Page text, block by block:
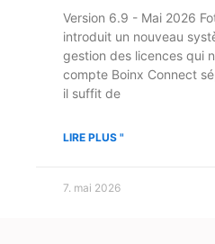
Version 6.9 - Mai 2026
introduit un nouveau
gestion des licences qui
compte Boinx Connect
il suffit de
LIRE PLUS "
7. mai 2026